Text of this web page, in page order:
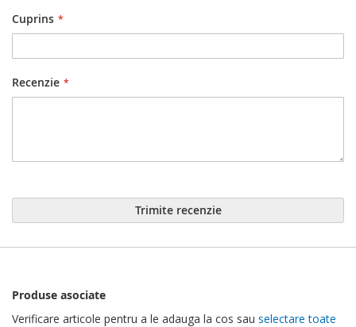
Cuprins
Recenzie
Trimite recenzie
Produse asociate
Verificare articole pentru a le adauga la cos sau selectare toate